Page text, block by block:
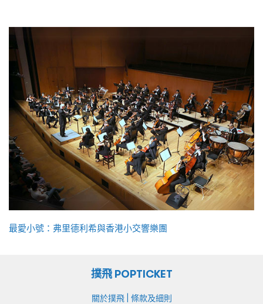
最愛小號：弗里德利希與香港小交響樂團
撲飛 POPTICKET
關於撲飛| 條款及細則